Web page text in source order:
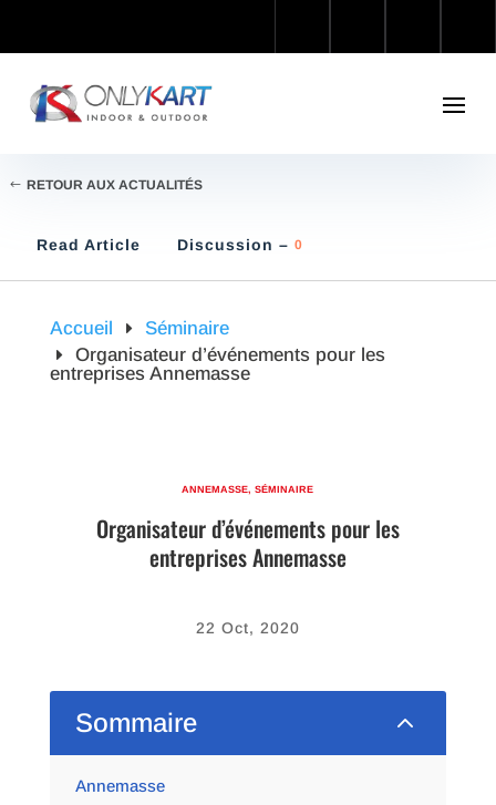
RETOUR AUX ACTUALITÉS
Read Article Discussion – 0
Accueil
Séminaire
Organisateur d’événements pour les
entreprises Annemasse
ANNEMASSE,SÉMINAIRE
Organisateur d’événements pour les
entreprises Annemasse
22 Oct, 2020
Sommaire 2
Annemasse